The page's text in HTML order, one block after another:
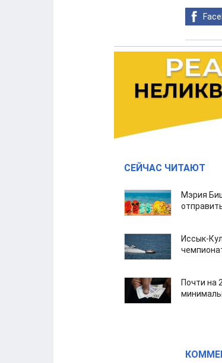
СЕЙЧАС ЧИТАЮТ
Мэрия
Иссык-
Почти на